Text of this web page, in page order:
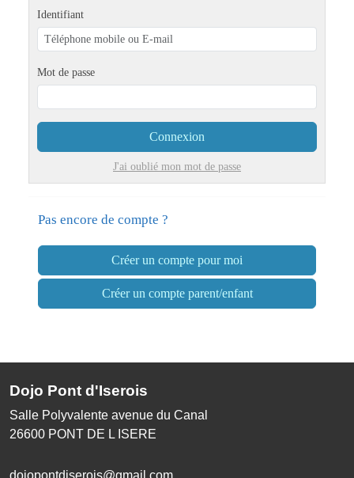
Identifiant
Mot de passe
Connexion
J'ai oublié mon mot de passe
Pas encore de compte ?
Créer un compte pour moi
Créer un compte parent/enfant
Dojo Pont d'Iserois
Salle Polyvalente avenue du Canal
26600 PONT DE L ISERE
dojopontdiserois@gmail.com